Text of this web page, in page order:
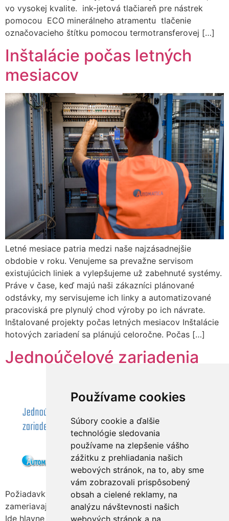
Používame cookies
Súbory cookie a ďalšie
technológie sledovania
používame na zlepšenie vášho
zážitku z prehliadania našich
webových stránok, na to, aby sme
vám zobrazovali prispôsobený
obsah a cielené reklamy, na
analýzu návštevnosti našich
webových stránok a na
vo vysokej kvalite. ink-jetová tlačiareň pre nástrek
pomocou ECO minerálneho atramentu tlačenie
označovacieho štítku pomocou termotransferovej […]
Inštalácie počas letných
mesiacov
Letné mesiace patria medzi naše najzásadnejšie
obdobie v roku. Venujeme sa prevažne servisom
existujúcich liniek a vylepšujeme už zabehnuté systémy.
Práve v čase, keď majú naši zákazníci plánované
odstávky, my servisujeme ich linky a automatizované
pracoviská pre plynulý chod výroby po ich návrate.
Inštalované projekty počas letných mesiacov Inštalácie
hotových zariadení sa plánujú celoročne. Počas […]
Jednoúčelové zariadenia
Požiadavky našich zákazníkov sa v ostatnom čase
zameriavajú na automatizáciu medzičinností vo výrobe.
Ide hlavne o manipuláciu s hotovými výrobkami,